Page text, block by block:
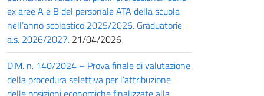
ex aree A e B del personale ATA della scuola
nell’anno scolastico 2025/2026. Graduatorie
a.s. 2026/2027. 21/04/2026
D.M. n. 140/2024 – Prova finale di valutazione
della procedura selettiva per l’attribuzione